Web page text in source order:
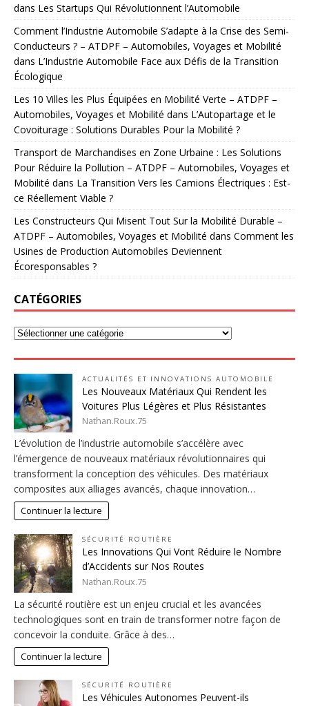
dans Les Startups Qui Révolutionnent l’Automobile
Comment l’Industrie Automobile S’adapte à la Crise des Semi-
Conducteurs ? – ATDPF – Automobiles, Voyages et Mobilité
dans L’Industrie Automobile Face aux Défis de la Transition
Écologique
Les 10 Villes les Plus Équipées en Mobilité Verte – ATDPF –
Automobiles, Voyages et Mobilité dans L’Autopartage et le
Covoiturage : Solutions Durables Pour la Mobilité ?
Transport de Marchandises en Zone Urbaine : Les Solutions
Pour Réduire la Pollution – ATDPF – Automobiles, Voyages et
Mobilité dans La Transition Vers les Camions Électriques : Est-
ce Réellement Viable ?
Les Constructeurs Qui Misent Tout Sur la Mobilité Durable –
ATDPF – Automobiles, Voyages et Mobilité dans Comment les
Usines de Production Automobiles Deviennent
Écoresponsables ?
CATÉGORIES
ACTUALITÉS ET INNOVATIONS AUTOMOBILE
Les Nouveaux Matériaux Qui Rendent les
Voitures Plus Légères et Plus Résistantes
Nathan.Roux.75
L’évolution de l’industrie automobile s’accélère avec
l’émergence de nouveaux matériaux révolutionnaires qui
transforment la conception des véhicules. Des matériaux
composites aux alliages avancés, chaque innovation…
Continuer la lecture
SÉCURITÉ ROUTIÈRE
Les Innovations Qui Vont Réduire le Nombre
d’Accidents sur Nos Routes
Nathan.Roux.75
La sécurité routière est un enjeu crucial et les avancées
technologiques sont en train de transformer notre façon de
concevoir la conduite. Grâce à des…
Continuer la lecture
SÉCURITÉ ROUTIÈRE
Les Véhicules Autonomes Peuvent-ils